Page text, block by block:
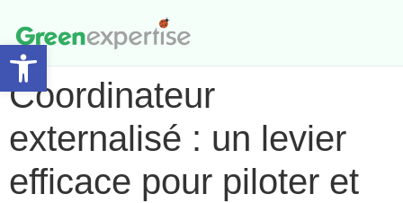
Coordinateur
externalisé : un levier
efficace pour piloter et
Ouvrir la barre d’outils